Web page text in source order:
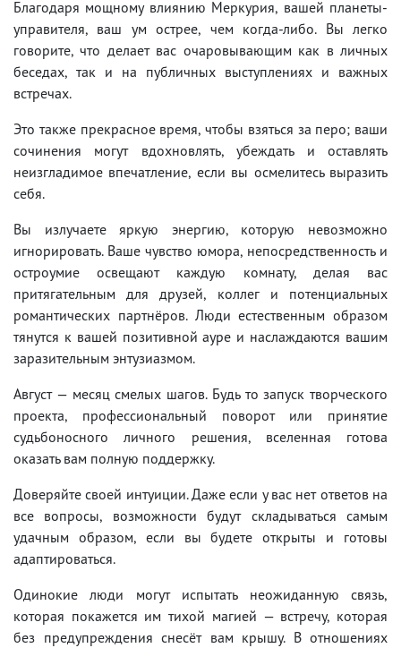
Благодаря мощному влиянию Меркурия, вашей планеты-
управителя, ваш ум острее, чем когда-либо. Вы легко
говорите, что делает вас очаровывающим как в личных
беседах, так и на публичных выступлениях и важных
встречах.
Это также прекрасное время, чтобы взяться за перо; ваши
сочинения могут вдохновлять, убеждать и оставлять
неизгладимое впечатление, если вы осмелитесь выразить
себя.
Вы излучаете яркую энергию, которую невозможно
игнорировать. Ваше чувство юмора, непосредственность и
остроумие освещают каждую комнату, делая вас
притягательным для друзей, коллег и потенциальных
романтических партнёров. Люди естественным образом
тянутся к вашей позитивной ауре и наслаждаются вашим
заразительным энтузиазмом.
Август — месяц смелых шагов. Будь то запуск творческого
проекта, профессиональный поворот или принятие
судьбоносного личного решения, вселенная готова
оказать вам полную поддержку.
Доверяйте своей интуиции. Даже если у вас нет ответов на
все вопросы, возможности будут складываться самым
удачным образом, если вы будете открыты и готовы
адаптироваться.
Одинокие люди могут испытать неожиданную связь,
которая покажется им тихой магией — встречу, которая
без предупреждения снесёт вам крышу. В отношениях